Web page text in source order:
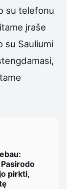
su telefonu
įraše
su Sauliumi
Pasirodo
pirkti,